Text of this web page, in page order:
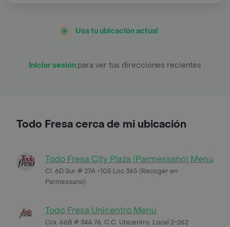
Usa tu ubicación actual
Iniciar sesión para ver tus direcciones recientes
Todo Fresa cerca de mi ubicación
Todo Fresa City Plaza (Parmessano) Menú
Cl. 6D Sur # 27A -105 Loc 365 (Recoger en
Parmessano)
Todo Fresa Unicentro Menú
Cra. 66B # 34A 76, C.C. Unicentro, Local 2-262